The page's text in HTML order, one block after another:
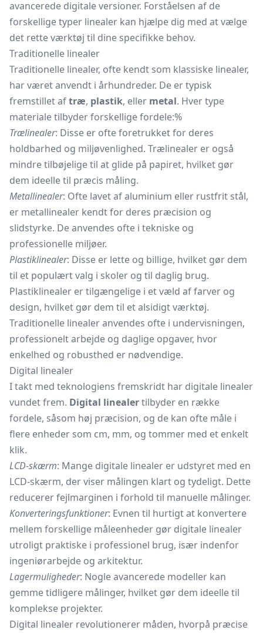
avancerede digitale versioner. Forståelsen af de
forskellige typer linealer kan hjælpe dig med at vælge
det rette værktøj til dine specifikke behov.
Traditionelle linealer
Traditionelle linealer, ofte kendt som klassiske linealer,
har været anvendt i århundreder. De er typisk
fremstillet aftræ, plastik, eller metal. Hver type
materiale tilbyder forskellige fordele:%
Trælinealer: Disse er ofte foretrukket for deres
holdbarhed og miljøvenlighed. Trælinealer er også
mindre tilbøjelige til at glide på papiret, hvilket gør
dem ideelle til præcis måling.
Metallinealer: Ofte lavet af aluminium eller rustfrit stål,
er metallinealer kendt for deres præcision og
slidstyrke. De anvendes ofte i tekniske og
professionelle miljøer.
Plastiklinealer: Disse er lette og billige, hvilket gør dem
til et populært valg i skoler og til daglig brug.
Plastiklinealer er tilgængelige i et væld af farver og
design, hvilket gør dem til et alsidigt værktøj.
Traditionelle linealer anvendes ofte i undervisningen,
professionelt arbejde og daglige opgaver, hvor
enkelhed og robusthed er nødvendige.
Digital linealer
I takt med teknologiens fremskridt har digitale linealer
vundet frem. Digital linealertilbyder en række
fordele, såsom høj præcision, og de kan ofte måle i
flere enheder som cm, mm, og tommer med et enkelt
klik.
LCD-skærm: Mange digitale linealer er udstyret med en
LCD-skærm, der viser målingen klart og tydeligt. Dette
reducerer fejlmarginen i forhold til manuelle målinger.
Konverteringsfunktioner: Evnen til hurtigt at konvertere
mellem forskellige måleenheder gør digitale linealer
utroligt praktiske i professionel brug, især indenfor
ingeniørarbejde og arkitektur.
Lagermuligheder: Nogle avancerede modeller kan
gemme tidligere målinger, hvilket gør dem ideelle til
komplekse projekter.
Digital linealer revolutionerer måden, hvorpå præcise